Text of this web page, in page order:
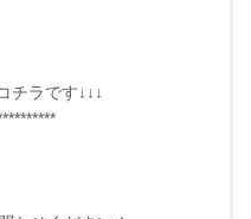
チラです↓↓↓